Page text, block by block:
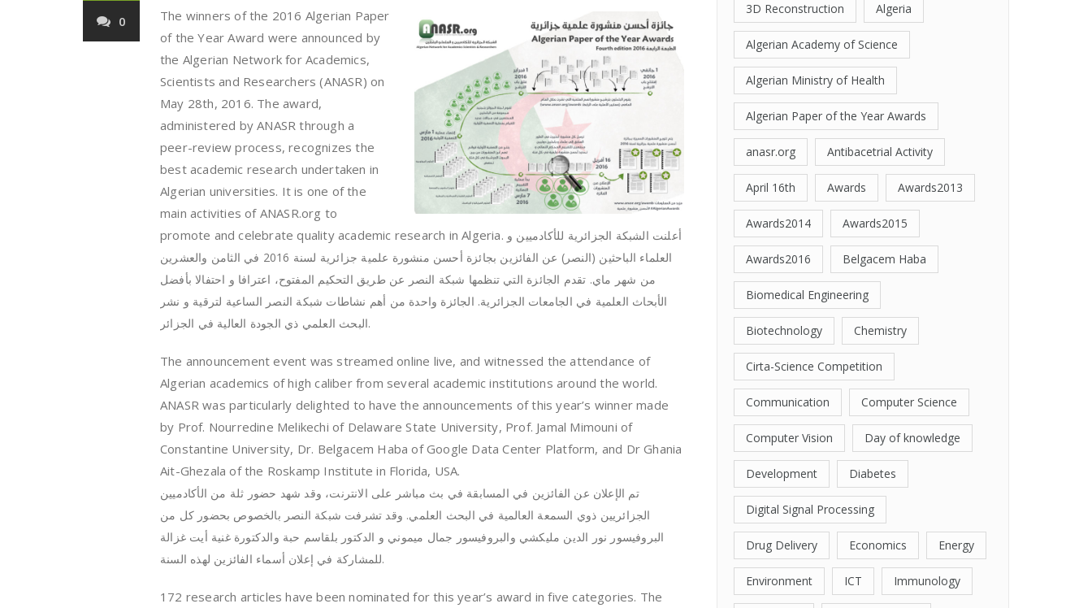
0
The winners of the 2016 Algerian Paper
of the Year Award were announced by
the Algerian Network for Academics,
Scientists and Researchers (ANASR) on
May 28th, 2016. The award,
administered by ANASR through a
peer-review process, recognizes the
best academic research undertaken in
Algerian universities. It is one of the
main activities of ANASR.org to
promote and celebrate quality academic research in Algeria.
العلماء الباحثين (النصر) عن الفائزين بجائزة أحسن منشورة علمية جزائرية لسنة 2016 في الثامن والعشرين
من شهر ماي. تقدم الجائزة التي تنظمها شبكة النصر عن طريق التحكيم المفتوح، اعترافا و احتفالا بأفضل
الأبحاث العلمية في الجامعات الجزائرية. الجائزة واحدة من أهم نشاطات شبكة النصر الساعية لترقية و نشر
البحث العلمي ذي الجودة العالية في الجزائر.
The announcement event was streamed online live, and witnessed the attendance of
Algerian academics of high caliber from several academic institutions around the world.
ANASR was particularly delighted to have the announcements of this year’s winner made
by Prof. Nourredine Melikechi of Delaware State University, Prof. Jamal Mimouni of
Constantine University, Dr. Belgacem Haba of Google Data Center Platform, and Dr Ghania
Ait-Ghezala of the Roskamp Institute in Florida, USA.
تم الإعلان عن الفائزين في المسابقة في بث مباشر على الانترنت، وقد شهد حضور ثلة من الأكادميين
الجزائريين ذوي السمعة العالمية في البحث العلمي. وقد تشرفت شبكة النصر بالخصوص بحضور كل من
البروفيسور نور الدين مليكشي والبروفيسور جمال ميموني و الدكتور بلقاسم حبة والدكتورة غنية أيت غزالة
للمشاركة في إعلان أسماء الفائزين لهذه السنة.
172 research articles have been nominated for this year’s award in five categories. The
3D Reconstruction Algeria
Algerian Academy of Science
Algerian Ministry of Health
Algerian Paper of the Year Awards
anasr.org Antibacetrial Activity
April 16th Awards Awards2013
Awards2014 Awards2015
Awards2016 Belgacem Haba
Biomedical Engineering
Biotechnology Chemistry
Cirta-Science Competition
Communication Computer Science
Computer Vision Day of knowledge
Development Diabetes
Digital Signal Processing
Drug Delivery Economics Energy
Environment ICT Immunology